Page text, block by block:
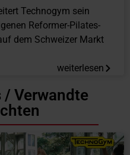
Technogym sein
Reformer-Pilates-
dem Schweizer Markt
weiterlesen
/ Verwandte